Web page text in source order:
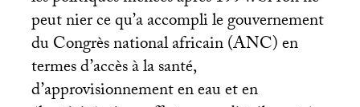
peut nier ce qu’a accompli le gouvernement
du Congrès national africain (ANC) en
termes d’accès à la santé,
d’approvisionnement en eau et en